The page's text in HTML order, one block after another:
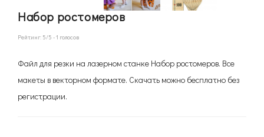
Набор ростомеров
Рейтинг: 5/5 -1 голосов
Файл для резки на лазерном станке Набор ростомеров. Все
макеты в векторном формате. Скачать можно бесплатно без
регистрации.